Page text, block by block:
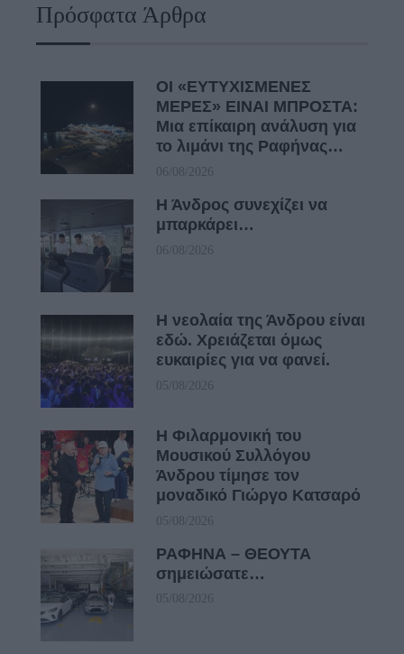
Πρόσφατα Άρθρα
ΟΙ «ΕΥΤΥΧΙΣΜΕΝΕΣ
ΜΕΡΕΣ» ΕΙΝΑΙ ΜΠΡΟΣΤΑ:
Μια επίκαιρη ανάλυση για
το λιμάνι της Ραφήνας…
06/08/2026
Η Άνδρος συνεχίζει να
μπαρκάρει…
06/08/2026
Η νεολαία της Άνδρου είναι
εδώ. Χρειάζεται όμως
ευκαιρίες για να φανεί.
05/08/2026
Η Φιλαρμονική του
Μουσικού Συλλόγου
Άνδρου τίμησε τον
μοναδικό Γιώργο Κατσαρό
05/08/2026
ΡΑΦΗΝΑ – ΘΕΟΥΤΑ
σημειώσατε…
05/08/2026